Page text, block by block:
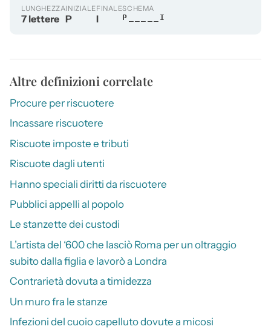
LUNGHEZZA
7 lettere
INIZIALE
P
FINALE
I
SCHEMA
P_____I
Altre definizioni correlate
Procure per riscuotere
Incassare riscuotere
Riscuote imposte e tributi
Riscuote dagli utenti
Hanno speciali diritti da riscuotere
Pubblici appelli al popolo
Le stanzette dei custodi
L’artista del ‘600 che lasciò Roma per un oltraggio
subito dalla figlia e lavorò a Londra
Contrarietà dovuta a timidezza
Un muro fra le stanze
Infezioni del cuoio capelluto dovute a micosi